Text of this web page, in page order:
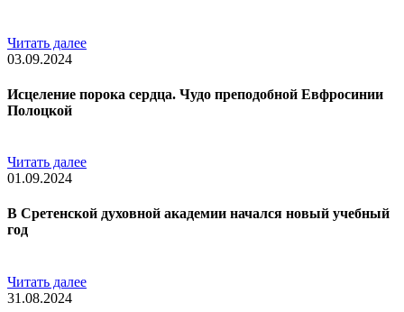
Читать далее
03.09.2024
Исцеление порока сердца. Чудо преподобной Евфросинии
Полоцкой
Читать далее
01.09.2024
В Сретенской духовной академии начался новый учебный
год
Читать далее
31.08.2024